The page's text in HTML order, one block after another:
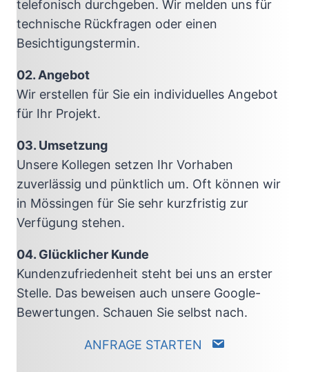
telefonisch durchgeben. Wir melden uns für
technische Rückfragen oder einen
Besichtigungstermin.
02. Angebot
Wir erstellen für Sie ein individuelles Angebot
für Ihr Projekt.
03. Umsetzung
Unsere Kollegen setzen Ihr Vorhaben
zuverlässig und pünktlich um. Oft können wir
in Mössingen für Sie sehr kurzfristig zur
Verfügung stehen.
04. Glücklicher Kunde
Kundenzufriedenheit steht bei uns an erster
Stelle. Das beweisen auch unsere Google-
Bewertungen. Schauen Sie selbst nach.
ANFRAGE STARTEN